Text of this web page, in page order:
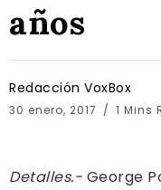
años
Redacción VoxBox
30 enero, 2017 1 Mins
Detalles.- George